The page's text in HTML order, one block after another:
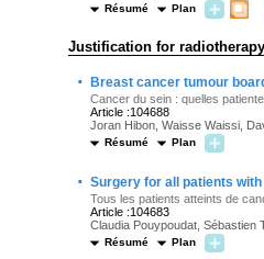
Résumé Plan
Justification for
· Breast cancer tumour
Cancer du sein : quelles
Article :104688
Joran Hibon, Waisse Waissi,
Résumé Plan
· Surgery for all patients
Tous les patients atteints de
Article :104683
Claudia Pouypoudat, Sébastien
Résumé Plan